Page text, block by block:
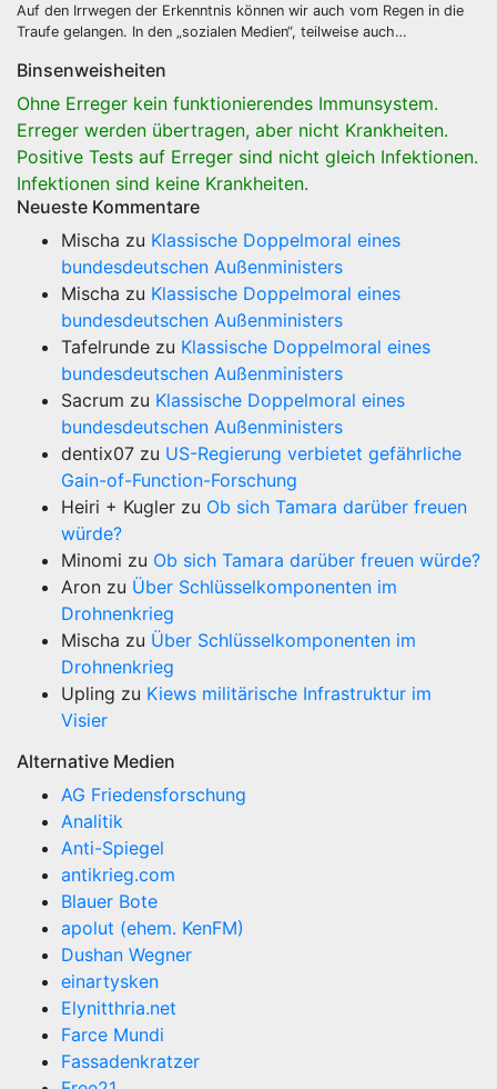
Auf den Irrwegen der Erkenntnis können wir auch vom Regen in die
Traufe gelangen. In den „sozialen Medien“, teilweise auch…
Binsenweisheiten
Ohne Erreger kein funktionierendes Immunsystem.
Erreger werden übertragen, aber nicht Krankheiten.
Positive Tests auf Erreger sind nicht gleich Infektionen.
Infektionen sind keine Krankheiten.
Neueste Kommentare
Mischa zu Klassische Doppelmoral eines
bundesdeutschen Außenministers
Mischa zu Klassische Doppelmoral eines
bundesdeutschen Außenministers
Tafelrunde zu Klassische Doppelmoral eines
bundesdeutschen Außenministers
Sacrum zu Klassische Doppelmoral eines
bundesdeutschen Außenministers
dentix07 zu US-Regierung verbietet gefährliche
Gain-of-Function-Forschung
Heiri + Kugler zu Ob sich Tamara darüber freuen
würde?
Minomi zu Ob sich Tamara darüber freuen würde?
Aron zu Über Schlüsselkomponenten im
Drohnenkrieg
Mischa zu Über Schlüsselkomponenten im
Drohnenkrieg
Upling zu Kiews militärische Infrastruktur im
Visier
Alternative Medien
AG Friedensforschung
Analitik
Anti-Spiegel
antikrieg.com
Blauer Bote
apolut (ehem. KenFM)
Dushan Wegner
einartysken
Elynitthria.net
Farce Mundi
Fassadenkratzer